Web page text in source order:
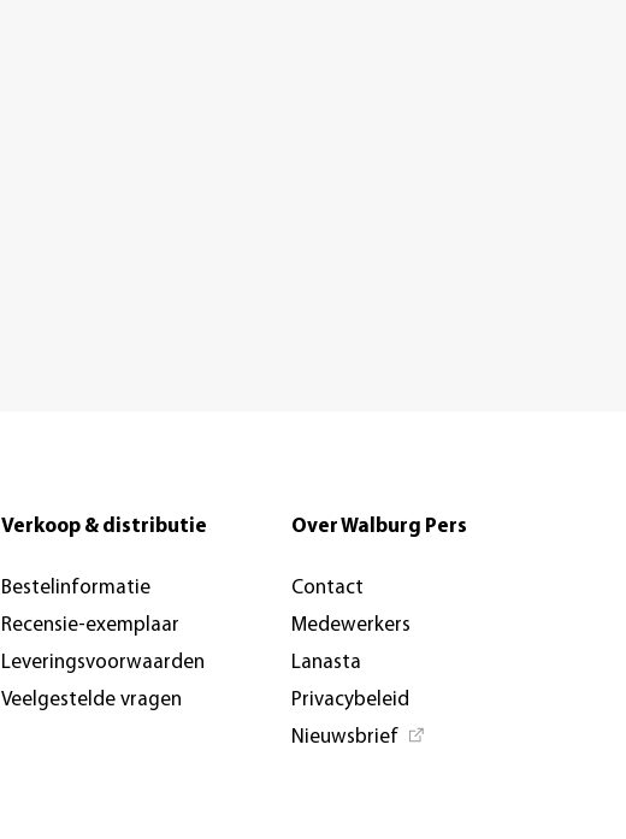
Verkoop & distributie
Bestelinformatie
Recensie-exemplaar
Leveringsvoorwaarden
Veelgestelde vragen
Over Walburg Pers
Contact
Medewerkers
Lanasta
Privacybeleid
Nieuwsbrief